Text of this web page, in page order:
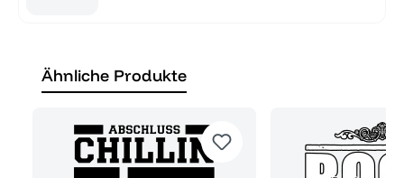
Ähnliche Produkte